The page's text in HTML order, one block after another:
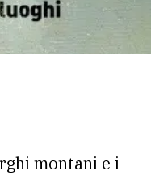
montani e i